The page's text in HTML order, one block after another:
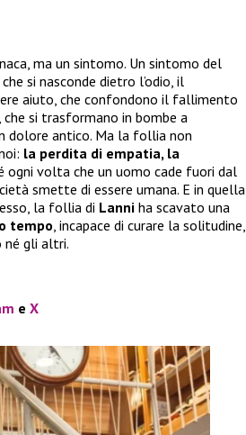
ma un sintomo. Un sintomo del
si nasconde dietro l’odio, il
aiuto, che confondono il fallimento
si trasformano in bombe a
dolore antico. Ma la follia non
la perdita di empatia, la
ogni volta che un uomo cade fuori dal
smette di essere umana. E in quella
la follia di Lanni ha scavato una
tempo , incapace di curare la solitudine,
né gli altri.
e X